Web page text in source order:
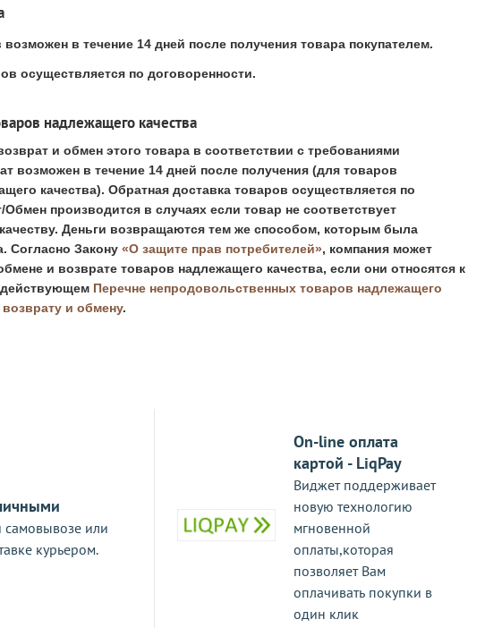
в течение 14 дней после получения товара покупателем.
осуществляется по договоренности.
надлежащего качества
и обмен этого товара в соответствии с требованиями
возможен в течение 14 дней после получения (для товаров
качества). Обратная доставка товаров осуществляется по
производится в случаях если товар не соответствует
Деньги возвращаются тем же способом, которым была
Согласно Закону «О защите прав потребителей», компания может
и возврате товаров надлежащего качества, если они относятся к
действующем Перечне непродовольственных товаров надлежащего
и обмену.
самовывозе или
курьером.
On-line оплата
картой - LiqPay
Виджет поддерживает
новую технологию
мгновенной
оплаты,которая
позволяет Вам
оплачивать покупки в
один клик